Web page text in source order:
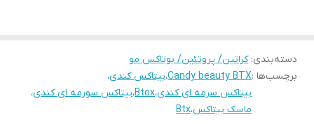
دسته‌بندی:کراتین/ پروتئین/ بوتاکس مو
برچسب‌ها :Candy beauty BTX،بیتاکس کندی،
بیتاکس سرمه ای کندی،Btox،بیتاکس سورمه ای کندی،
ماسک بیتاکس،Btx